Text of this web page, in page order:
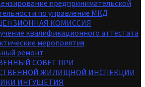
предпринимательской
по управление МКД
КОМИССИЯ
квалификационного аттестата
мероприятия
ремонт
СОВЕТ ПРИ
ЖИЛИЩНОЙ ИНСПЕКЦИИ
ИНГУШЕТИЯ